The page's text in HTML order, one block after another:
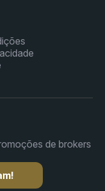
de brokers